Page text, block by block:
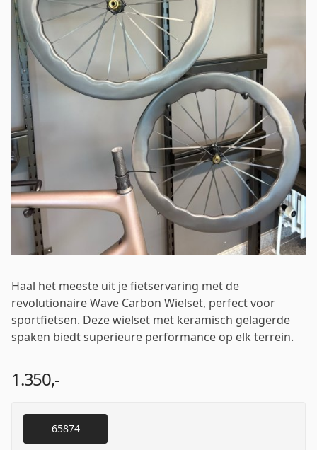
Haal het meeste uit je fietservaring met de
revolutionaire Wave Carbon Wielset, perfect voor
sportfietsen. Deze wielset met keramisch gelagerde
spaken biedt superieure performance op elk terrein.
1.350,-
65874
Wachtwoord*
Inloggen
Mij onthouden Wachtwoord vergeten?